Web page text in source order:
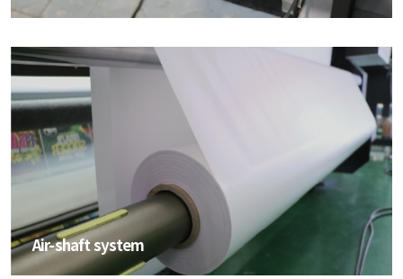
Air-shaft system
Air-shaft system
Air-shaft system